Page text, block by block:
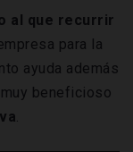
al que recurrir
para la
ayuda además
beneficioso
.